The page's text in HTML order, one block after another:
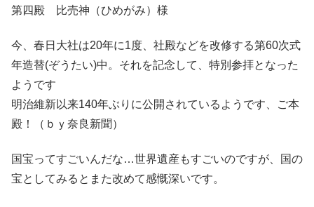
第四殿 比売神（ひめがみ）様
今、春日大社は20年に1度、社殿などを改修する第60次式
年造替(ぞうたい)中。それを記念して、特別参拝となった
ようです
明治維新以来140年ぶりに公開されているようです、ご本
殿！（ｂｙ奈良新聞）
国宝ってすごいんだな…世界遺産もすごいのですが、国の
宝としてみるとまた改めて感慨深いです。